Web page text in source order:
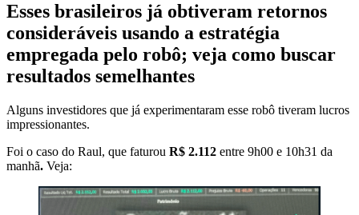
Esses brasileiros já obtiveram retornos
consideráveis usando a estratégia
empregada pelo robô; veja como buscar
resultados semelhantes
Alguns investidores que já experimentaram esse robô tiveram lucros
impressionantes.
Foi o caso do Raul, que faturou R$ 2.112 entre 9h00 e 10h31 da
manhã. Veja: